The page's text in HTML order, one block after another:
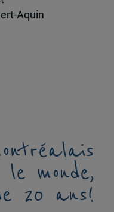
Aquin
monde,
20 ans!